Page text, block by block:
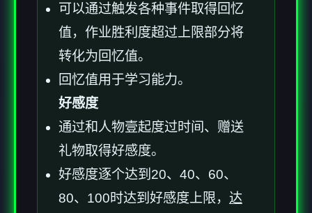
可以通过触发各种事件取得回忆
值，作业胜利度超过上限部分将
转化为回忆值。
回忆值用于学习能力。
好感度
通过和人物壹起度过时间、赠送
礼物取得好感度。
好感度逐个达到20、40、60、
80、100时达到好感度上限， 达